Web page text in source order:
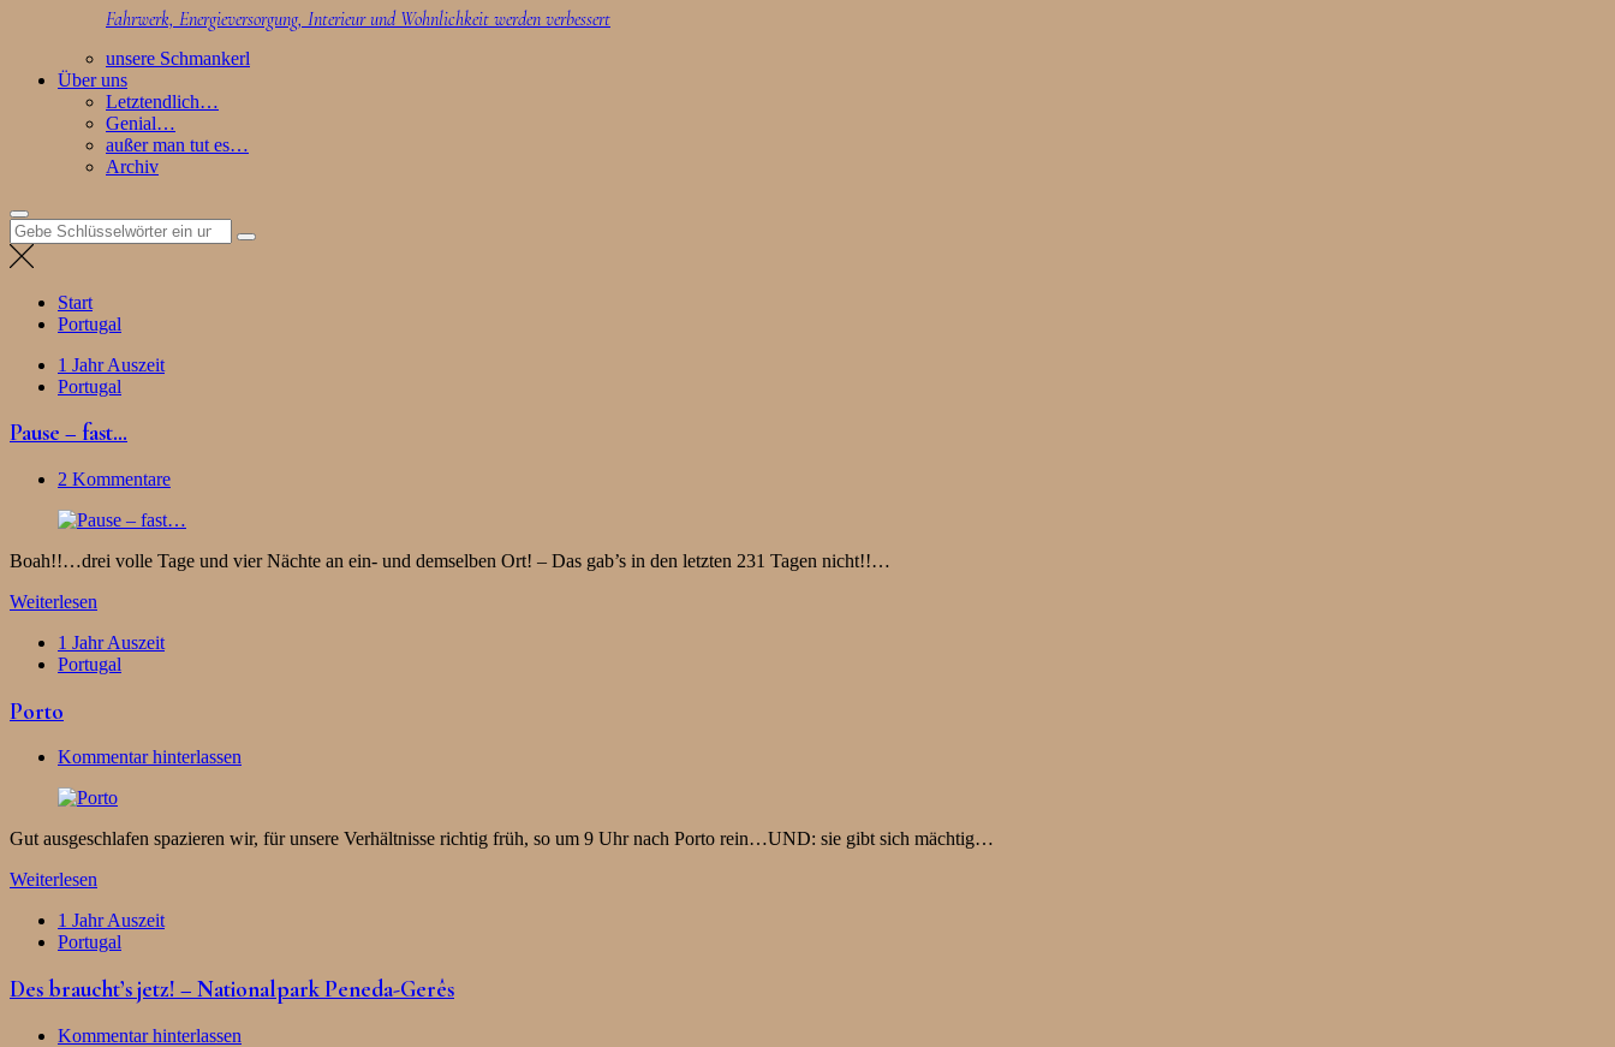
Fahrwerk, Energieversorgung, Interieur und Wohnlichkeit werden verbessert
unsere Schmankerl
Über uns
Letztendlich…
Genial…
außer man tut es…
Archiv
Suchen
nach:
Start
Portugal
1 Jahr Auszeit
Portugal
Pause – fast…
2 Kommentare
Boah!!…drei volle Tage und vier Nächte an ein- und demselben Ort! – Das gab’s in den letzten 231 Tagen nicht!!…
Weiterlesen
1 Jahr Auszeit
Portugal
Porto
Kommentar hinterlassen
Gut ausgeschlafen spazieren wir, für unsere Verhältnisse richtig früh, so um 9 Uhr nach Porto rein…UND: sie gibt sich mächtig…
Weiterlesen
1 Jahr Auszeit
Portugal
Des braucht’s jetz! – Nationalpark Peneda-Gerês
Kommentar hinterlassen